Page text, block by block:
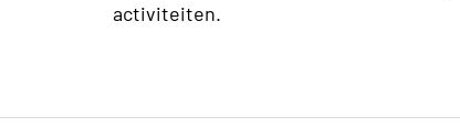
activiteiten.